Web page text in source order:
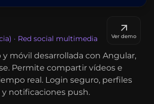
· Red social multimedia Ver demo
móvil desarrollada con Angular,
Permite compartir vídeos e
real. Login seguro, perfiles
y notificaciones push.